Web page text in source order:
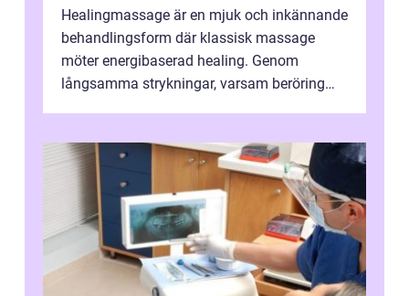
Healingmassage är en mjuk och inkännande
behandlingsform där klassisk massage
möter energibaserad healing. Genom
långsamma strykningar, varsam beröring